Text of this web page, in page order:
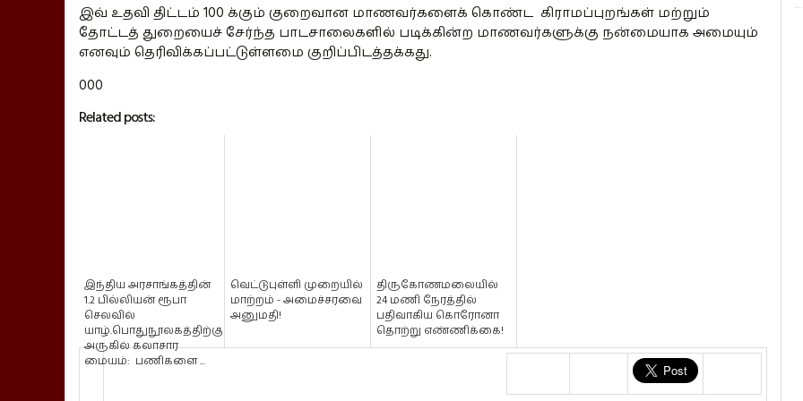
இவ் உதவி திட்டம் 100 க்கும் குறைவான மாணவர்களைக் கொண்ட கிராமப்புறங்கள் மற்றும்
தோட்டத் துறையைச் சேர்ந்த பாடசாலைகளில் படிக்கின்ற மாணவர்களுக்கு நன்மையாக அமையும்
எனவும் தெரிவிக்கப்பட்டுள்ளமை குறிப்பிடத்தக்கது.
000
Related posts:
இந்திய அரசாங்கத்தின்
1.2 பில்லியன் ரூபா
செலவில்
யாழ்.பொதுநூலகத்திற்கு
அருகில் கலாசார
மையம்: பணிகளை ...
வெட்டுபுள்ளி முறையில்
மாற்றம் - அமைச்சரவை
அனுமதி!
திருகோணமலையில்
24 மணி நேரத்தில்
பதிவாகிய கொரோனா
தொற்று எண்ணிக்கை!